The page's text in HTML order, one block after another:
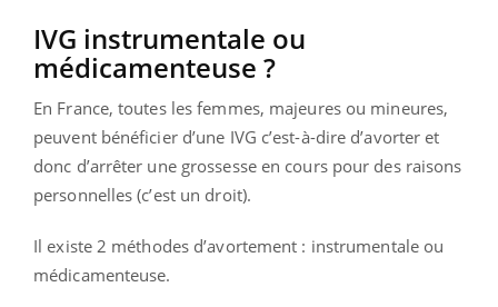
IVG instrumentale ou
médicamenteuse ?
En France, toutes les femmes, majeures ou mineures,
peuvent bénéficier d’une IVG c’est-à-dire d’avorter et
donc d’arrêter une grossesse en cours pour des raisons
personnelles (c’est un droit).
Il existe 2 méthodes d’avortement : instrumentale ou
médicamenteuse.